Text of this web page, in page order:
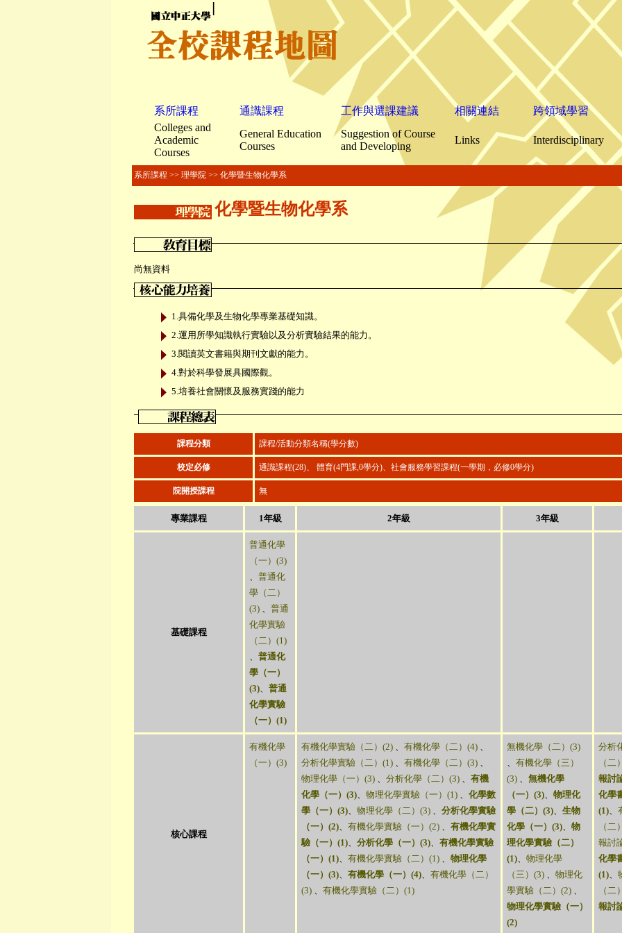
系所課程 通識課程 工作與選課建議 相關連結
跨領域學習
Colleges and
Academic
Courses
General Education
Courses
Suggestion of Course
and Developing
Links Interdisciplinary
系所課程 >> 理學院 >> 化學暨生物化學系
化學暨生物化學系
尚無資料
1.具備化學及生物化學專業基礎知識。
2.運用所學知識執行實驗以及分析實驗結果的能力。
3.閱讀英文書籍與期刊文獻的能力。
4.對於科學發展具國際觀。
5.培養社會關懷及服務實踐的能力
課程分類 課程/活動分類名稱(學分數)
校定必修 通識課程(28)、 體育(4門課,0學分)、社會服務學習課程(一學期，必修0學分)
院開授課程 無
專業課程 1年級 2年級 3年級
基礎課程
普通化學
（一）(3)
、 普通化
學（二）
(3) 、 普通
化學實驗
（二）(1)
、 普通化
學（一）
(3)、 普通
化學實驗
（一）(1)
核心課程
有機化學
（一）(3)
有機化學實驗（二）(2) 、 有機化學（二）(4) 、
分析化學實驗（二）(1) 、 有機化學（二）(3) 、
物理化學（一）(3) 、 分析化學（二）(3) 、 有機
化學（一）(3)、 物理化學實驗（一）(1) 、 化學數
學（一）(3)、 物理化學（二）(3) 、 分析化學實驗
（一）(2)、 有機化學實驗（一）(2) 、 有機化學實
驗（一）(1)、 分析化學（一）(3)、 有機化學實驗
（一）(1)、 有機化學實驗（二）(1) 、 物理化學
（一）(3)、 有機化學（一）(4)、 有機化學（二）
(3) 、 有機化學實驗（二）(1)
無機化學（二）(3)
、 有機化學（三）
(3) 、 無機化學
（一）(3)、 物理化
學（二）(3)、 生物
化學（一）(3)、 物
理化學實驗（二）
(1)、 物理化學
（三）(3) 、 物理化
學實驗（二）(2) 、
物理化學實驗（一）
(2)
分析
（二
報討
化學
(1)、
（二
報討
化學
(1)、
（二
報討